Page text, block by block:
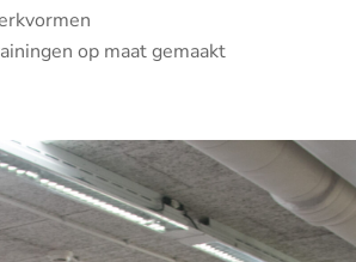
op maat gemaakt